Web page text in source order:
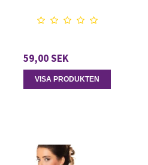
59,00 SEK
VISA PRODUKTEN